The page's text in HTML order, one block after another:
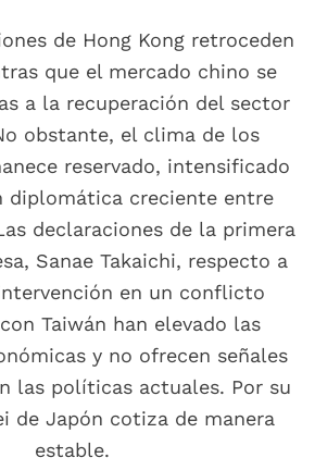
de Hong Kong retroceden
que el mercado chino se
a la recuperación del sector
obstante, el clima de los
reservado, intensificado
diplomática creciente entre
declaraciones de la primera
Sanae Takaichi, respecto a
en un conflicto
Taiwán han elevado las
y no ofrecen señales
las políticas actuales. Por su
de Japón cotiza de manera
estable.